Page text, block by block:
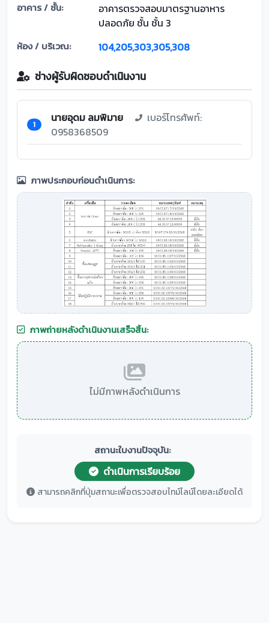
อาคาร / ชั้น:
อาคารตรวจสอบมาตรฐานอาหาร
ปลอดภัย ชั้น ชั้น 3
ห้อง / บริเวณ: 104,205,303,305,308
ช่างผู้รับผิดชอบดำเนินงาน
1 นายอุดม ลมพิมาย
เบอร์โทรศัพท์:
0958368509
ภาพประกอบก่อนดำเนินการ:
ภาพถ่ายหลังดำเนินงานเสร็จสิ้น:
ไม่มีภาพหลังดำเนินการ
สถานะใบงานปัจจุบัน:
ดำเนินการเรียบร้อย
สามารถคลิกที่ปุ่มสถานะเพื่อตรวจสอบไทม์ไลน์โดยละเอียดได้